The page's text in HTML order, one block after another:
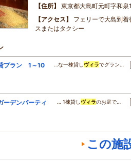
住所
東京都大島町元町字和泉
アクセス
フェリーで大島到
スまたはタクシー
プラン 1～10
…な一棟貸し ヴィラでグラン…
ーデンパーティ
… 1棟貸し ヴィラのお庭で…
この施